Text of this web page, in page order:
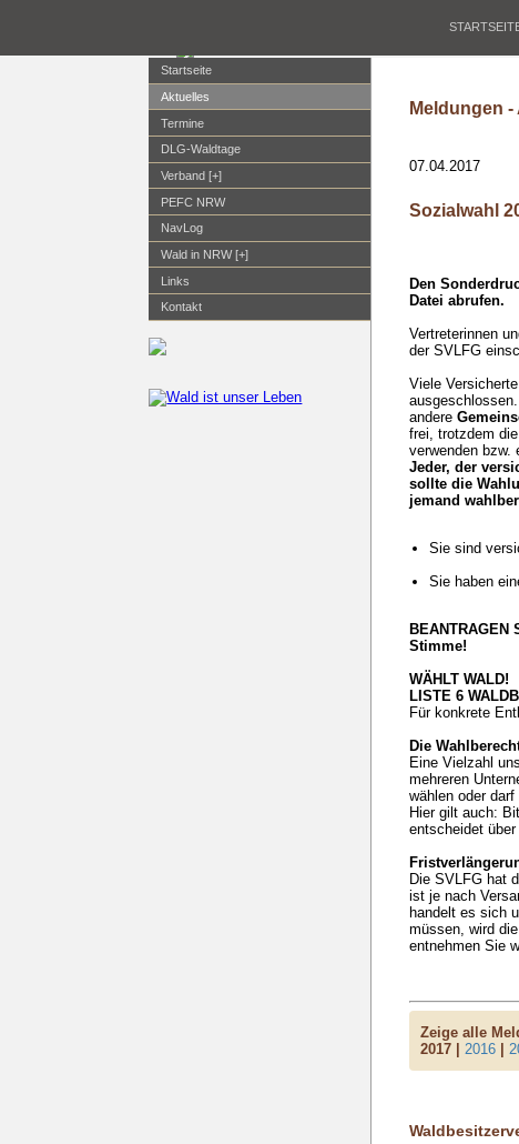
Startseite
Aktuelles
Termine
DLG-Waldtage
Verband [+]
PEFC NRW
NavLog
Wald in NRW [+]
Links
Kontakt
Meldungen
07.04.2017
Sozialwahl
Den
Datei abrufen.
Vertreterinnen
der SVLFG
Viele
andere
frei, trotzdem
verwenden bzw.
Jeder, der
sollte die
jemand
Sie sind
Sie haben
BEANTRAGEN
Stimme!
WÄHLT WALD!
LISTE 6
Für konkrete
Die
Eine Vielzahl
mehreren
wählen oder
Hier gilt auch:
entscheidet
Die SVLFG hat
ist je nach
handelt es sich
müssen, wird
entnehmen Sie
Zeige alle
2017 | 2016|